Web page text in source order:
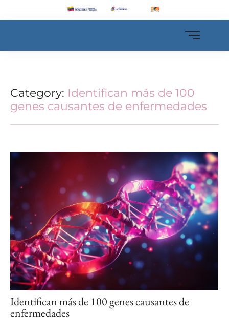
Category: Identifican más de 100
genes causantes de enfermedades
Identifican más de 100 genes causantes de
enfermedades